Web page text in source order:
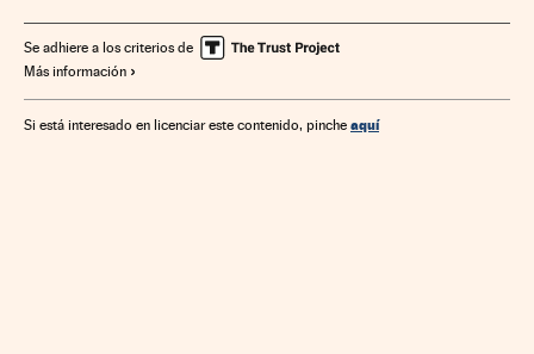
Se adhiere a los criterios de
Más información
Si está interesado en licenciar este contenido, pinche aquí